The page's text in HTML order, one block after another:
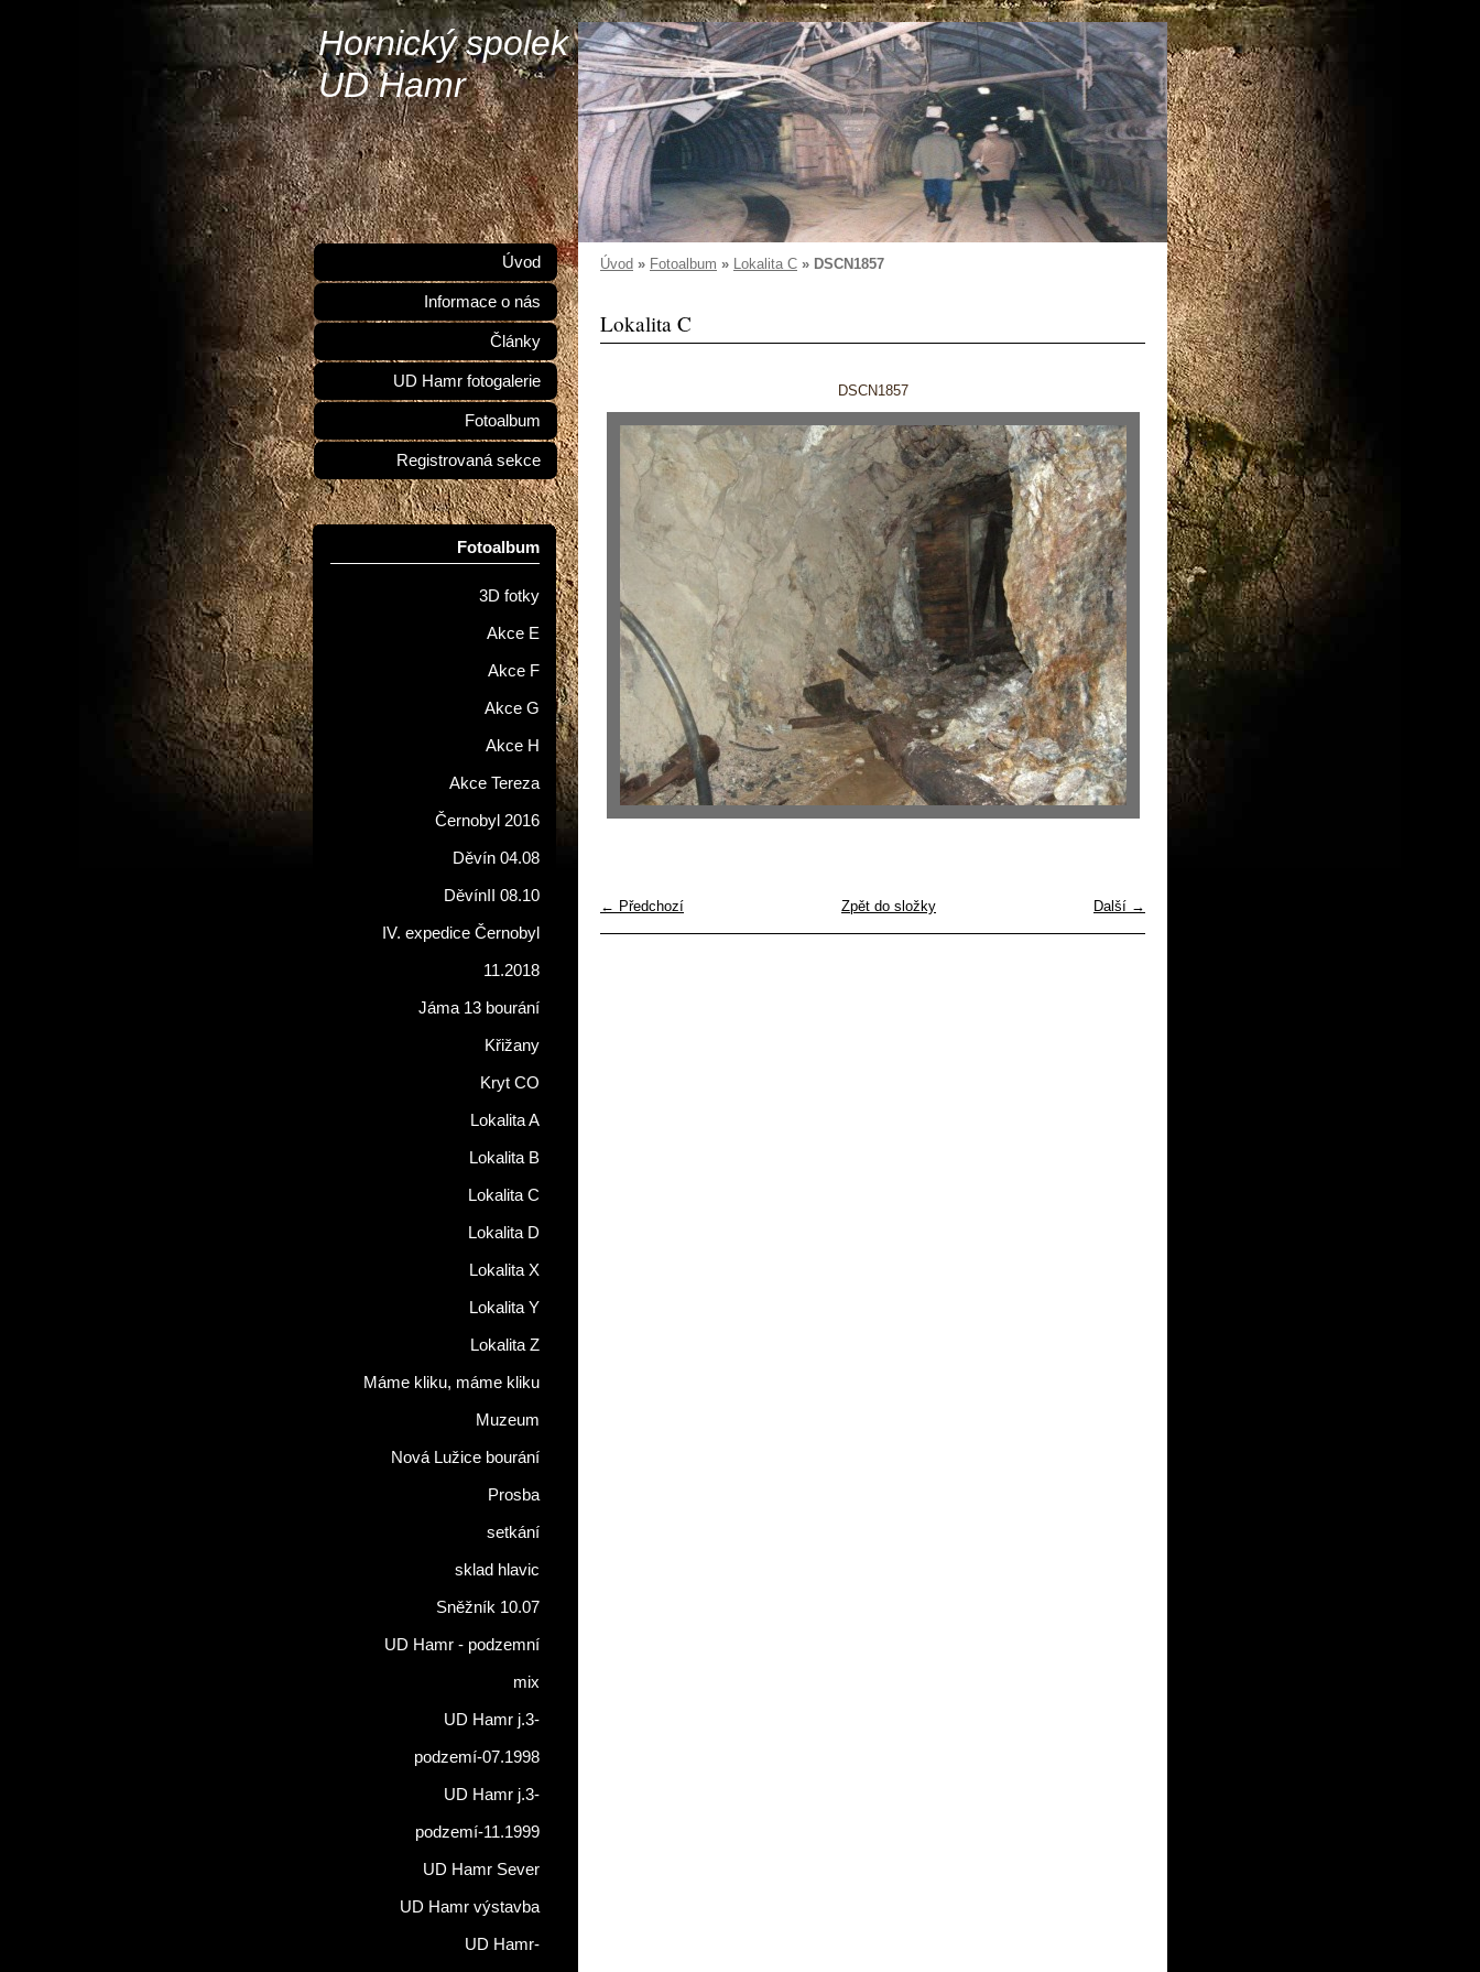
Hornický spolek
UD Hamr
Úvod » Fotoalbum » Lokalita C » DSCN1857
Lokalita C
DSCN1857
← Předchozí Další →
Zpět do složky
Úvod
Informace o nás
Články
UD Hamr fotogalerie
Fotoalbum
Registrovaná sekce
Fotoalbum
3D fotky
Akce E
Akce F
Akce G
Akce H
Akce Tereza
Černobyl 2016
Děvín 04.08
DěvínII 08.10
IV. expedice Černobyl
11.2018
Jáma 13 bourání
Křižany
Kryt CO
Lokalita A
Lokalita B
Lokalita C
Lokalita D
Lokalita X
Lokalita Y
Lokalita Z
Máme kliku, máme kliku
Muzeum
Nová Lužice bourání
Prosba
setkání
sklad hlavic
Sněžník 10.07
UD Hamr - podzemní
mix
UD Hamr j.3-
podzemí-07.1998
UD Hamr j.3-
podzemí-11.1999
UD Hamr Sever
UD Hamr výstavba
UD Hamr-